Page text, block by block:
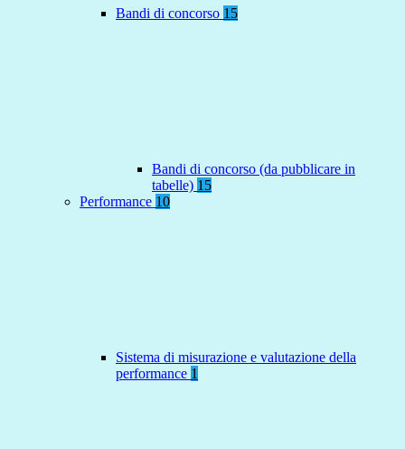
Bandi di concorso 15
Bandi di concorso (da pubblicare in
tabelle) 15
Performance 10
Sistema di misurazione e valutazione della
performance 1